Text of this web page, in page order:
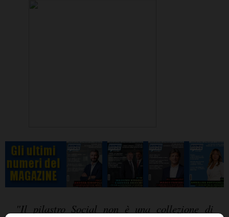
"Il pilastro Social non è una collezione di